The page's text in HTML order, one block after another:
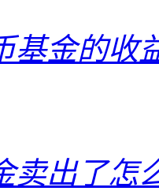
基金的收
卖出了怎